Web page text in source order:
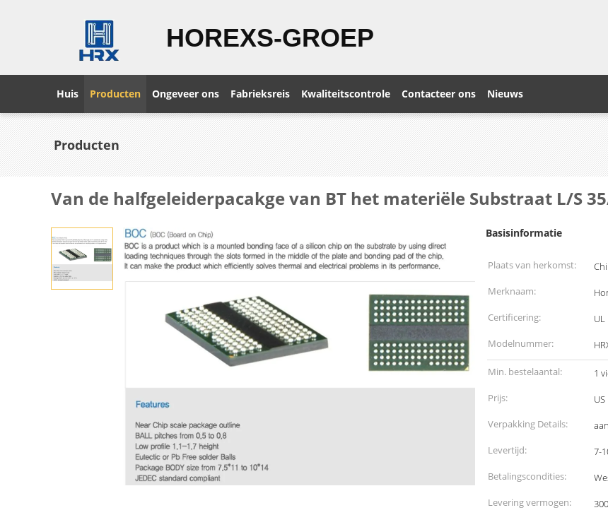
HOREXS-GROEP
Huis Producten Ongeveer ons Fabrieksreis Kwaliteitscontrole Contacteer ons Nieuws
Producten
Van de halfgeleiderpacakge van BT het materiële Substraat L/S
Basisinformatie
Plaats van herkomst:
Merknaam:
Certificering:
UL
Modelnummer:
Min. bestelaantal:
1
Prijs:
Verpakking Details:
Levertijd:
7-
Betalingscondities:
Levering vermogen: